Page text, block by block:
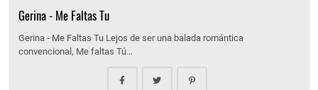
Gerina - Me Faltas Tu
Gerina - Me Faltas Tu Lejos de ser una balada romántica
convencional, Me faltas Tú…